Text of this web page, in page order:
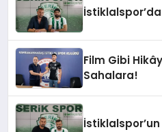
Film Gibi
Sahalara!
İstiklalspor’un